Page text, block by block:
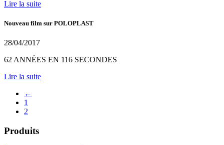
Lire la suite
Nouveau film sur POLOPLAST
28/04/2017
62 ANNÉES EN 116 SECONDES
Lire la suite
←
1
2
Produits